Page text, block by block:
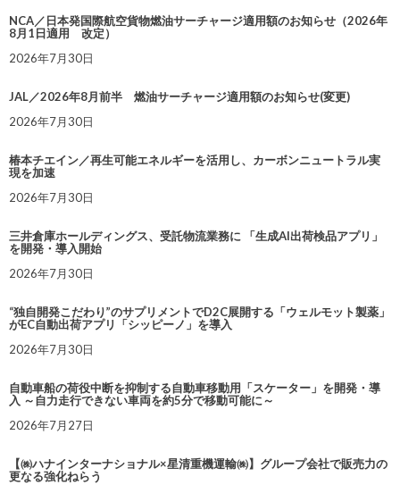
NCA／日本発国際航空貨物燃油サーチャージ適用額のお知らせ（2026年
8月1日適用 改定）
2026年7月30日
JAL／2026年8月前半 燃油サーチャージ適用額のお知らせ(変更)
2026年7月30日
椿本チエイン／再生可能エネルギーを活用し、カーボンニュートラル実
現を加速
2026年7月30日
三井倉庫ホールディングス、受託物流業務に 「生成AI出荷検品アプリ」
を開発・導入開始
2026年7月30日
“独自開発こだわり”のサプリメントでD2C展開する「ウェルモット製薬」
がEC自動出荷アプリ「シッピーノ」を導入
2026年7月30日
自動車船の荷役中断を抑制する自動車移動用「スケーター」を開発・導
入 ～自力走行できない車両を約5分で移動可能に～
2026年7月27日
【㈱ハナインターナショナル×星清重機運輸㈱】グループ会社で販売力の
更なる強化ねらう